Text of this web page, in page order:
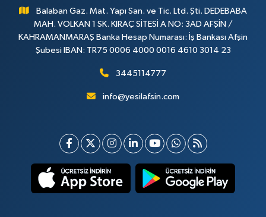
Balaban Gaz. Mat. Yapı San. ve Tic. Ltd. Şti. DEDEBABA
MAH. VOLKAN 1 SK. KIRAÇ SİTESİ A NO: 3AD AFŞİN /
KAHRAMANMARAŞ Banka Hesap Numarası: İş Bankası Afşin
Şubesi IBAN: TR75 0006 4000 0016 4610 3014 23
3445114777
info@yesilafsin.com